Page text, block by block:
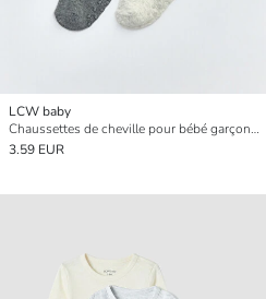
LCW baby
Chaussettes de cheville pour bébé garçon Lot de 5 pièces
3.59 EUR